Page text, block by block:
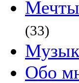
(33)
Обо